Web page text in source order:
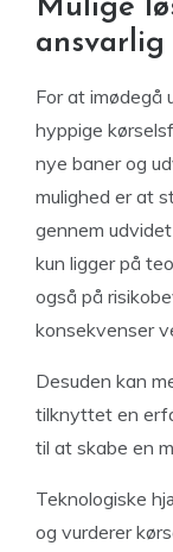
Mulige
ansvarlig
For at imødegå
hyppige
nye baner og
mulighed er at
gennem
kun ligger på
også på
konsekvenser
Desuden kan
tilknyttet en
til at skabe en
Teknologiske
og vurderer